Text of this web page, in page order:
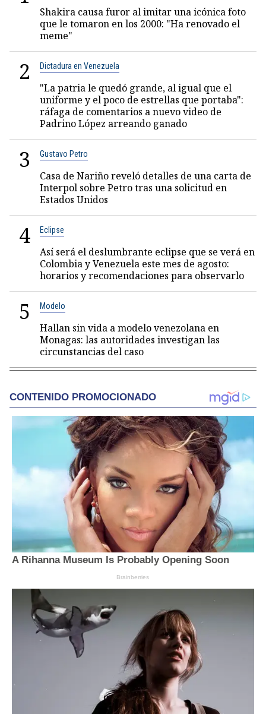
Shakira causa furor al imitar una icónica foto
que le tomaron en los 2000: "Ha renovado el
meme"
2 Dictadura en Venezuela
"La patria le quedó grande, al igual que el
uniforme y el poco de estrellas que portaba":
ráfaga de comentarios a nuevo video de
Padrino López arreando ganado
3 Gustavo Petro
Casa de Nariño reveló detalles de una carta de
Interpol sobre Petro tras una solicitud en
Estados Unidos
4 Eclipse
Así será el deslumbrante eclipse que se verá en
Colombia y Venezuela este mes de agosto:
horarios y recomendaciones para observarlo
5 Modelo
Hallan sin vida a modelo venezolana en
Monagas: las autoridades investigan las
circunstancias del caso